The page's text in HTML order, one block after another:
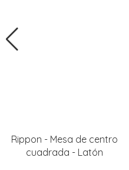
Rippon - Mesa de centro
cuadrada - Latón